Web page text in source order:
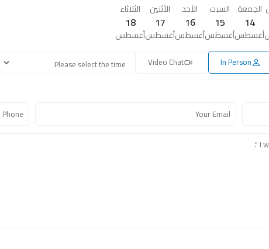
الجمعة
14
أغسطس
السبت
15
أغسطس
الأحد
16
أغسطس
الأثنين
17
أغسطس
الثلاثاء
18
أغسطس
In Person
Video Chat